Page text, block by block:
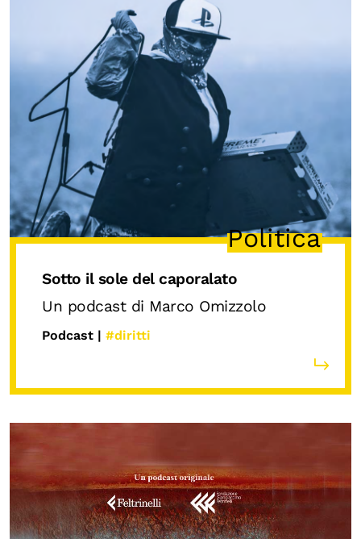
OLTRE LA SCUOLA
Attività per bambine e bambini
Programmi per le scuole
Under25
Classici del Pensiero Politico
Master e Executive Program
Politica
Sotto il sole del caporalato
Un podcast di Marco Omizzolo
Podcast | #diritti